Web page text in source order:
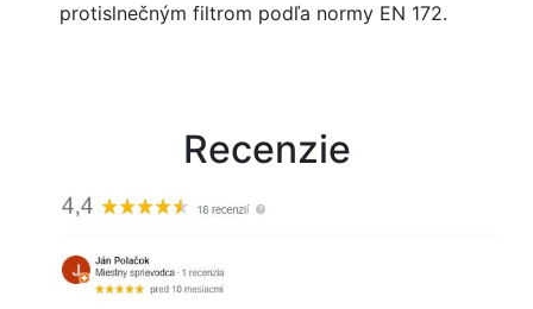
protislnečným filtrom podľa normy EN 172.
Recenzie